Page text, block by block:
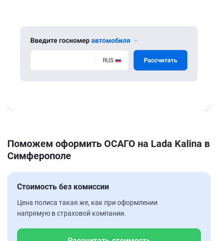
Поможем оформить ОСАГО на Lada Kalina в
Симферополе
Стоимость без комиссии
Цена полиса такая же, как при оформлении
напрямую в страховой компании.